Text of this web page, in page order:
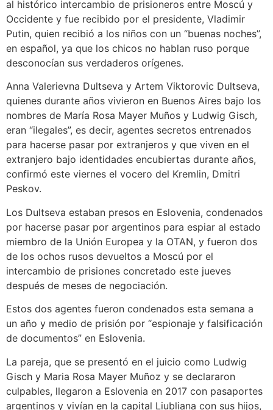
al histórico intercambio de prisioneros entre Moscú y
Occidente y fue recibido por el presidente, Vladimir
Putin, quien recibió a los niños con un “buenas noches”,
en español, ya que los chicos no hablan ruso porque
desconocían sus verdaderos orígenes.
Anna Valerievna Dultseva y Artem Viktorovic Dultseva,
quienes durante años vivieron en Buenos Aires bajo los
nombres de María Rosa Mayer Muños y Ludwig Gisch,
eran “ilegales”, es decir, agentes secretos entrenados
para hacerse pasar por extranjeros y que viven en el
extranjero bajo identidades encubiertas durante años,
confirmó este viernes el vocero del Kremlin, Dmitri
Peskov.
Los Dultseva estaban presos en Eslovenia, condenados
por hacerse pasar por argentinos para espiar al estado
miembro de la Unión Europea y la OTAN, y fueron dos
de los ochos rusos devueltos a Moscú por el
intercambio de prisiones concretado este jueves
después de meses de negociación.
Estos dos agentes fueron condenados esta semana a
un año y medio de prisión por “espionaje y falsificación
de documentos” en Eslovenia.
La pareja, que se presentó en el juicio como Ludwig
Gisch y Maria Rosa Mayer Muñoz y se declararon
culpables, llegaron a Eslovenia en 2017 con pasaportes
argentinos y vivían en la capital Liubliana con sus hijos,